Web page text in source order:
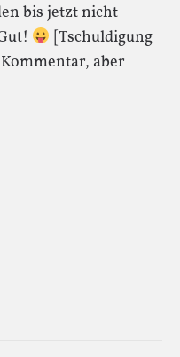
bis jetzt nicht
[Tschuldigung
aber